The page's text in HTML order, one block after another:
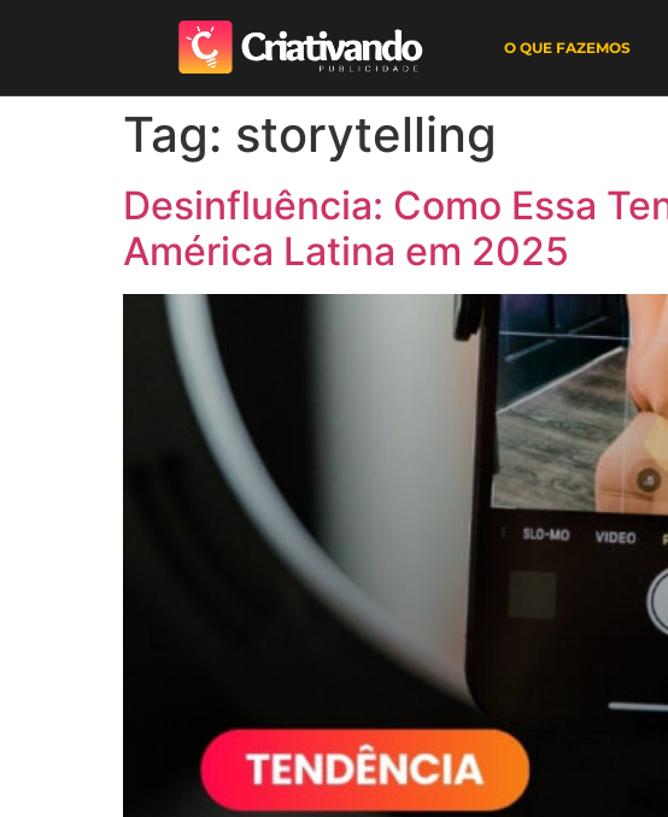
O QUE FAZEMOS
Tag: storytelling
Desinfluência: Como Essa
América Latina em 2025